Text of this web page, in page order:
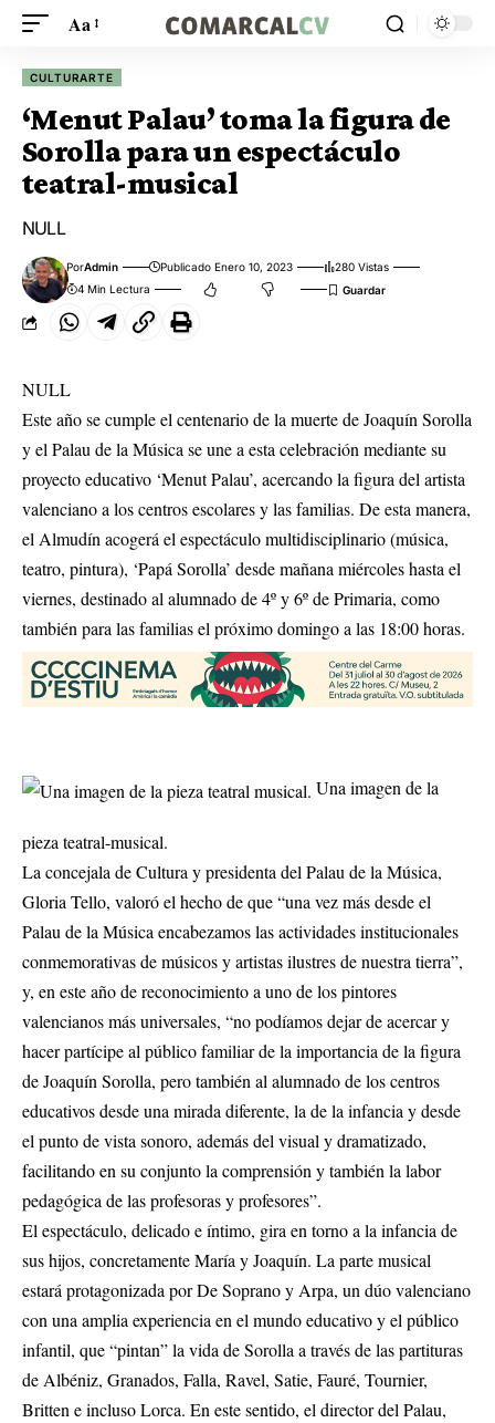
Aa
CULTURARTE
‘Menut Palau’ toma la figura de
Sorolla para un espectáculo
teatral-musical
NULL
PorAdmin Publicado Enero 10, 2023
280 Vistas
4 Min Lectura
NULL
Este año se cumple el centenario de la muerte de Joaquín Sorolla
y el Palau de la Música se une a esta celebración mediante su
proyecto educativo ‘Menut Palau’, acercando la figura del artista
valenciano a los centros escolares y las familias. De esta manera,
el Almudín acogerá el espectáculo multidisciplinario (música,
teatro, pintura), ‘Papá Sorolla’ desde mañana miércoles hasta el
viernes, destinado al alumnado de 4º y 6º de Primaria, como
también para las familias el próximo domingo a las 18:00 horas.
Una imagen de la
pieza teatral-musical.
La concejala de Cultura y presidenta del Palau de la Música,
Gloria Tello, valoró el hecho de que “una vez más desde el
Palau de la Música encabezamos las actividades institucionales
conmemorativas de músicos y artistas ilustres de nuestra tierra”,
y, en este año de reconocimiento a uno de los pintores
valencianos más universales, “no podíamos dejar de acercar y
hacer partícipe al público familiar de la importancia de la figura
de Joaquín Sorolla, pero también al alumnado de los centros
educativos desde una mirada diferente, la de la infancia y desde
el punto de vista sonoro, además del visual y dramatizado,
facilitando en su conjunto la comprensión y también la labor
pedagógica de las profesoras y profesores”.
El espectáculo, delicado e íntimo, gira en torno a la infancia de
sus hijos, concretamente María y Joaquín. La parte musical
estará protagonizada por De Soprano y Arpa, un dúo valenciano
con una amplia experiencia en el mundo educativo y el público
infantil, que “pintan” la vida de Sorolla a través de las partituras
de Albéniz, Granados, Falla, Ravel, Satie, Fauré, Tournier,
Britten e incluso Lorca. En este sentido, el director del Palau,